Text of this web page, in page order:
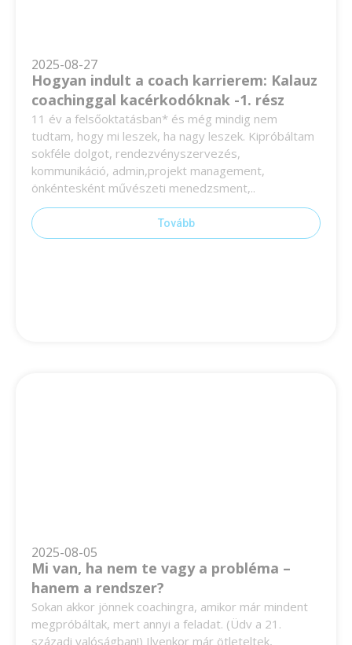
2025-08-27
Hogyan indult a coach karrierem: Kalauz
coachinggal kacérkodóknak -1. rész
11 év a felsőoktatásban* és még mindig nem
tudtam, hogy mi leszek, ha nagy leszek. Kipróbáltam
sokféle dolgot, rendezvényszervezés,
kommunikáció, admin,projekt management,
önkéntesként művészeti menedzsment,..
Tovább
2025-08-05
Mi van, ha nem te vagy a probléma –
hanem a rendszer?
Sokan akkor jönnek coachingra, amikor már mindent
megpróbáltak, mert annyi a feladat. (Üdv a 21.
századi valóságban!) Ilyenkor már ötleteltek,